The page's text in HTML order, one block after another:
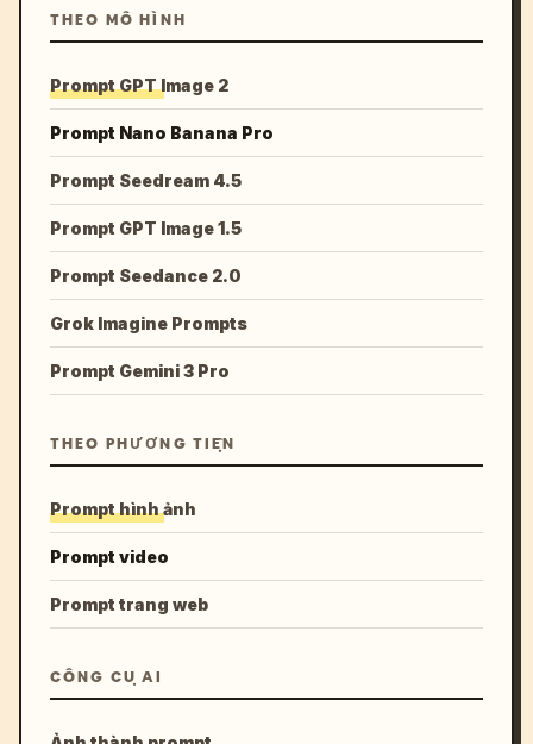
THEO MÔ HÌNH
Prompt GPT Image 2
Prompt Nano Banana Pro
Prompt Seedream 4.5
Prompt GPT Image 1.5
Prompt Seedance 2.0
Grok Imagine Prompts
Prompt Gemini 3 Pro
THEO PHƯƠNG TIỆN
Prompt hình ảnh
Prompt video
Prompt trang web
CÔNG CỤ AI